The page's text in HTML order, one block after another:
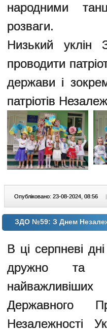
народними
розваги.
Низький
проводити
держави і
патріотів
Опубліковано: 23-08-2024, 08:56 |
ЗДО №59: З Днем
В ці серпневі
дружно та
Державного
Незалежності